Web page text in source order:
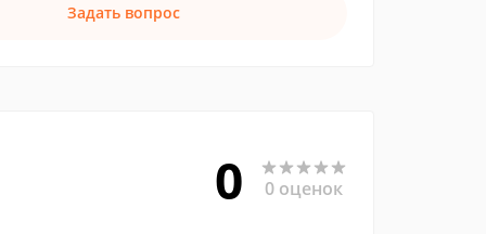
Задать вопрос
0 0 оценок